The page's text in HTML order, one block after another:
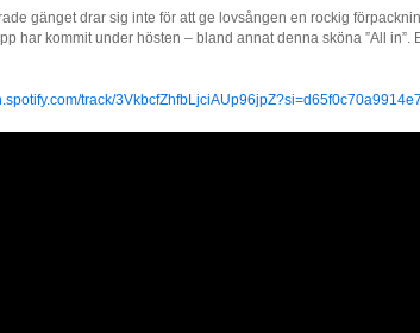
gänget drar sig inte för att ge lovsången en rockig
har kommit under hösten – bland annat denna sköna ”All in”.
track/